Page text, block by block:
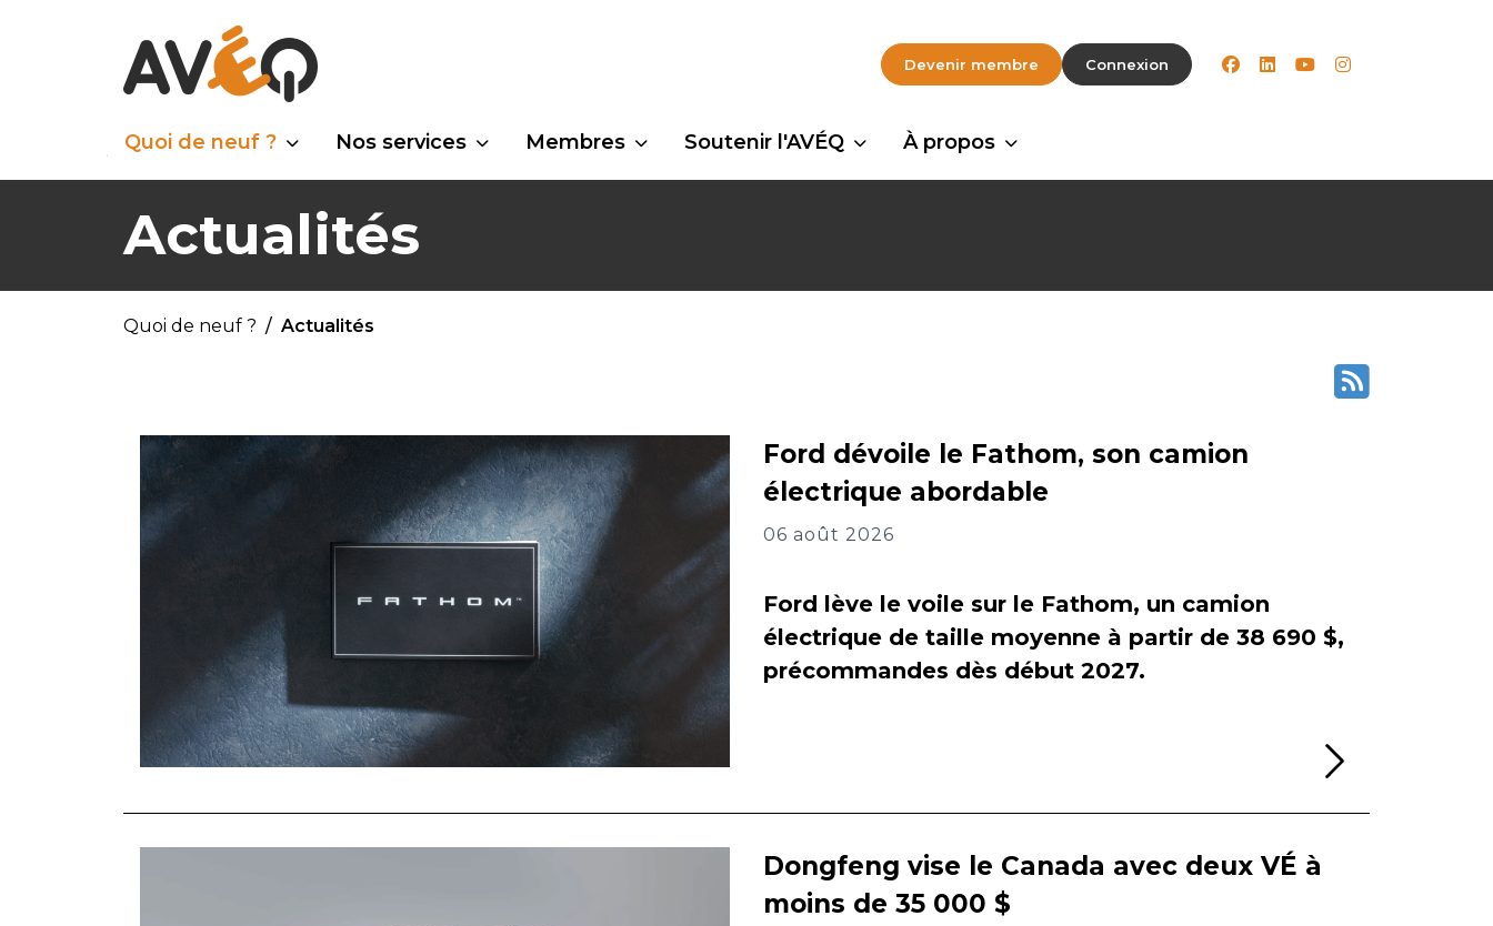
Devenir membre Connexion facebook
linkedinyoutubeinstagram
Quoi de neuf ? Nos services Membres Soutenir l'AVÉQ À propos
Actualités
Quoi de neuf ? Actualités
Ford dévoile le Fathom, son camion
électrique abordable
06 août 2026
Ford lève le voile sur le Fathom, un camion
électrique de taille moyenne à partir de 38 690 $,
précommandes dès début 2027.
Dongfeng vise le Canada avec deux VÉ à
moins de 35 000 $